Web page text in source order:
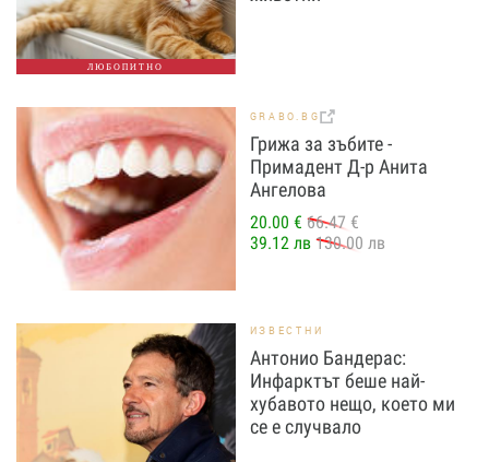
ЛЮБОПИТНО
GRABO.BG
Грижа за зъбите -
Примадент Д-р Анита
Ангелова
20.00 € 66.47 €
39.12 лв 130.00 лв
ИЗВЕСТНИ
Антонио Бандерас:
Инфарктът беше най-
хубавото нещо, което ми
се е случвало